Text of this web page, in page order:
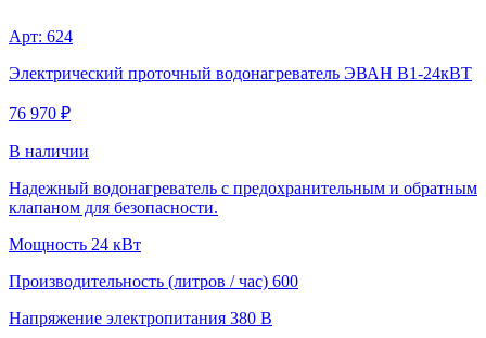
Арт: 624
Электрический проточный водонагреватель ЭВАН В1-24кВТ
76 970 ₽
В наличии
Надежный водонагреватель с предохранительным и обратным
клапаном для безопасности.
Мощность 24 кВт
Производительность (литров / час) 600
Напряжение электропитания 380 В